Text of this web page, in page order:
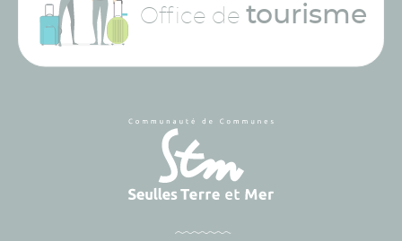
Office de tourisme